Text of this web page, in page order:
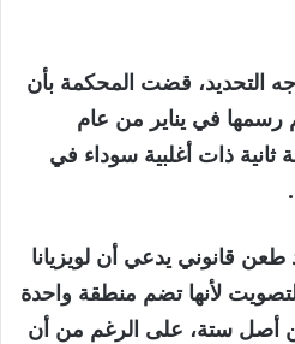
التحديد، قضت المحكمة بأن
في يناير من عام
ثانية ذات أغلبية سوداء في
قانوني يدعي أن لويزيانا
لأنها تضم ​​منطقة واحدة
أصل ستة، على الرغم من أن